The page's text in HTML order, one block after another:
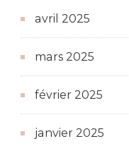
avril 2025
mars 2025
février 2025
janvier 2025